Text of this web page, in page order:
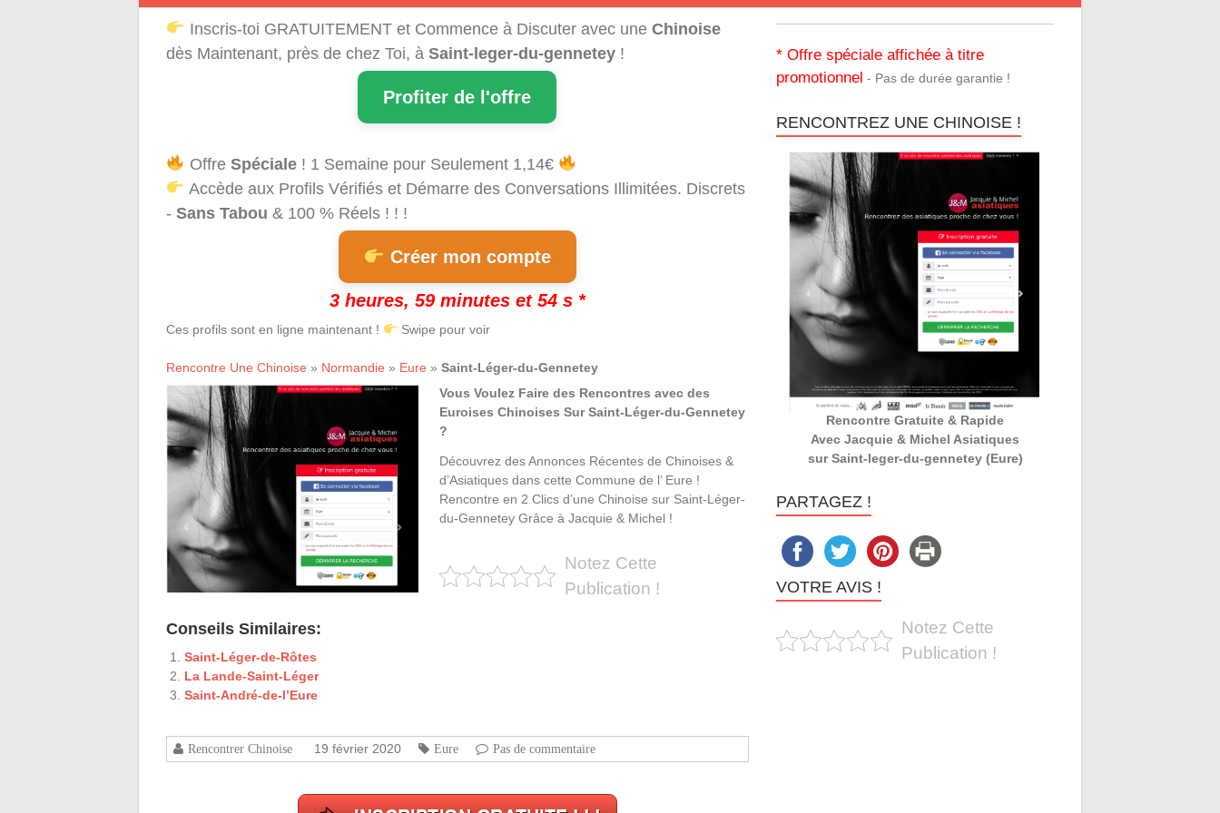
Inscris-toi GRATUITEMENT et Commence à Discuter avec une Chinoise
dès Maintenant, près de chez Toi, à Saint-leger-du-gennetey !
Profiter de l'offre
Offre Spéciale! 1 Semaine pour Seulement 1,14€
Accède aux Profils Vérifiés et Démarre des Conversations Illimitées. Discrets
- Sans Tabou & 100 % Réels ! ! !
Créer mon compte
3 heures, 59 minutes et 53 s *
Ces profils sont en ligne maintenant ! Swipe pour voir
Rencontre Une Chinoise » Normandie » Eure » Saint-Léger-du-Gennetey
Vous Voulez Faire des Rencontres avec des
Euroises Chinoises Sur Saint-Léger-du-Gennetey
?
Découvrez des Annonces Récentes de Chinoises &
d’Asiatiques dans cette Commune de l’ Eure !
Rencontre en 2 Clics d’une Chinoise sur Saint-Léger-
du-Gennetey Grâce à Jacquie & Michel !
Notez Cette
Publication !
Conseils Similaires:
Saint-Léger-de-Rôtes
La Lande-Saint-Léger
Saint-André-de-l’Eure
Rencontrer Chinoise 19 février 2020 Eure Pas de commentaire
* Offre spéciale affichée à titre
promotionnel - Pas de durée garantie !
RENCONTREZ UNE CHINOISE !
Rencontre Gratuite & Rapide
Avec Jacquie & Michel Asiatiques
sur Saint-leger-du-gennetey (Eure)
PARTAGEZ !
VOTRE AVIS !
Notez Cette
Publication !